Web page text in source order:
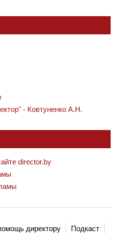
- Ковтуненко А.Н.
director.by
директору Подкаст